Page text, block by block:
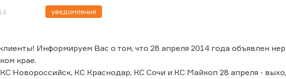
уведомления
Информируем Вас о том, что 28 апреля 2014 года объявлен
крае.
Новороссийск, КС Краснодар, КС Сочи и КС Майкоп 28 апреля -